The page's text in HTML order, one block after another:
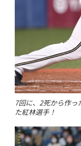
7回に、2死から作
た紅林選手！